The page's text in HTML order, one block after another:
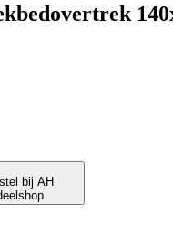
bij AH